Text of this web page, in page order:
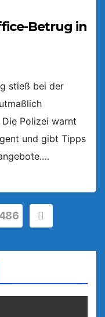
Betrug in
stieß bei der
Polizei warnt
und gibt Tipps